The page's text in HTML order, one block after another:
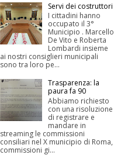
Servi dei costruttori
I cittadini hanno
occupato il 3°
Municipio . Marcello
De Vito e Roberta
Lombardi insieme
ai nostri consiglieri municipali
sono tra loro pe...
Trasparenza: la
paura fa 90
Abbiamo richiesto
con una risoluzione
di registrare e
mandare in
streaming le commissioni
consiliari nel X municipio di Roma,
commissioni gi...